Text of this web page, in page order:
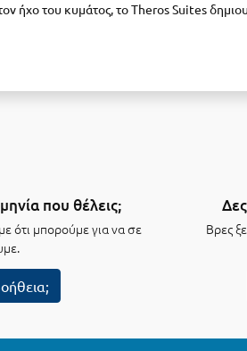
ήχο του κυμάτος, το Theros Suites
που θέλεις;
ότι μπορούμε για να σε
Βρες